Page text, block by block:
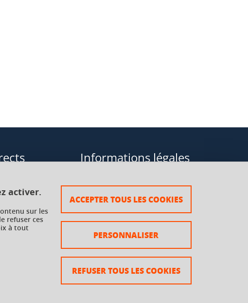
activer.
sur les
refuser ces
à tout
ACCEPTER TOUS LES COOKIES
REFUSER TOUS LES COOKIES
PERSONNALISER
transversaux à
Informations légales
Plan du site
Mentions légales
Crédits
Accessibilité : non conforme